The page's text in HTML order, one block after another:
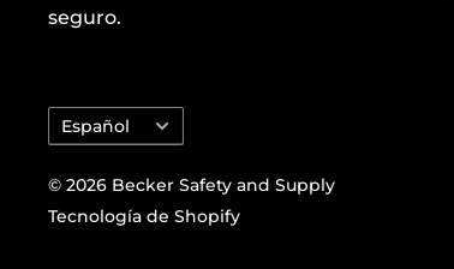
seguro.
Idioma
Español
© 2026 Becker Safety and Supply
Tecnología de Shopify